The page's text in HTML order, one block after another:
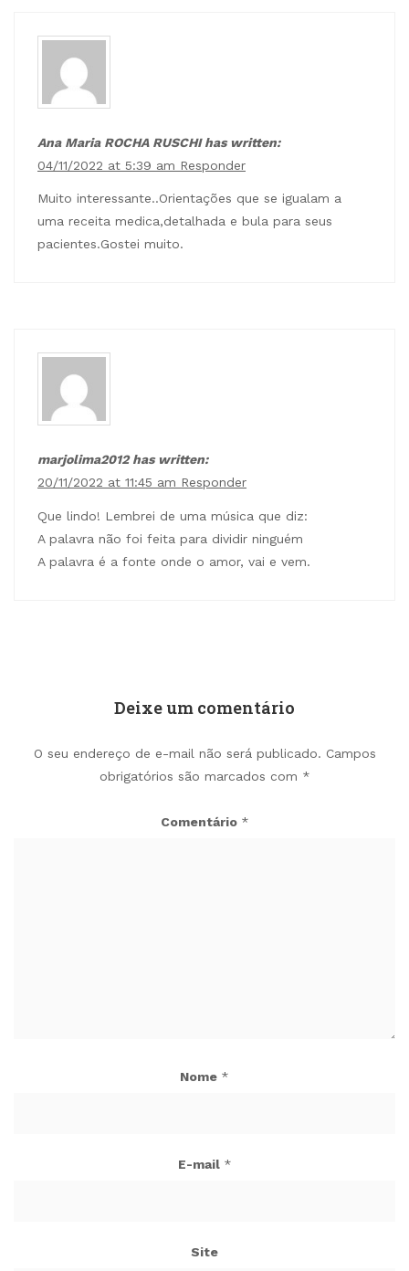
Ana Maria ROCHA RUSCHI has written:
04/11/2022 at 5:39 am Responder
Muito interessante..Orientações que se igualam a
uma receita medica,detalhada e bula para seus
pacientes.Gostei muito.
marjolima2012 has written:
20/11/2022 at 11:45 am Responder
Que lindo! Lembrei de uma música que diz:
A palavra não foi feita para dividir ninguém
A palavra é a fonte onde o amor, vai e vem.
Deixe um comentário
O seu endereço de e-mail não será publicado. Campos
obrigatórios são marcados com *
Comentário *
Nome *
E-mail *
Site